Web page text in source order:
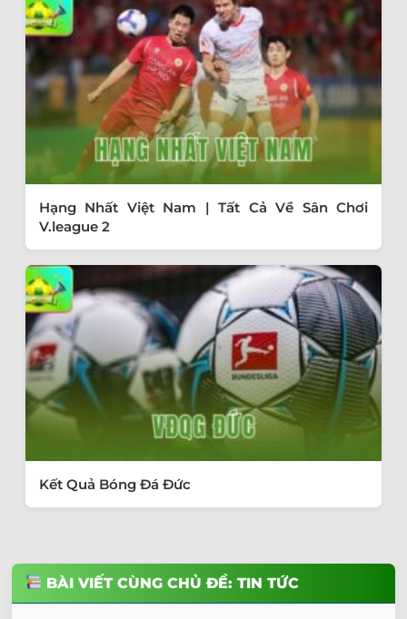
Hạng Nhất Việt Nam | Tất Cả Về Sân Chơi
V.league 2
Kết Quả Bóng Đá Đức
BÀI VIẾT CÙNG CHỦ ĐỀ: TIN TỨC